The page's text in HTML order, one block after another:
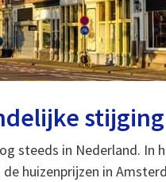
steeds in Nederland.
huizenprijzen in